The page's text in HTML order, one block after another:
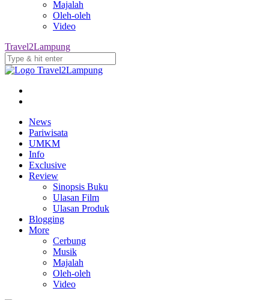
Majalah
Oleh-oleh
Video
Travel2Lampung
News
Pariwisata
UMKM
Info
Exclusive
Review
Sinopsis Buku
Ulasan Film
Ulasan Produk
Blogging
More
Cerbung
Musik
Majalah
Oleh-oleh
Video